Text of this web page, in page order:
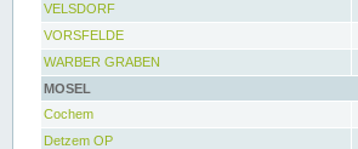
VELSDORF
VORSFELDE
WARBER GRABEN
MOSEL
Cochem
Detzem OP